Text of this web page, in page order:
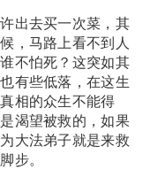
出去买一次菜，其
，马路上看不到人
不怕死？这突如其
有些低落，在这生
相的众生不能得
渴望被救的，如果
大法弟子就是来救
步。